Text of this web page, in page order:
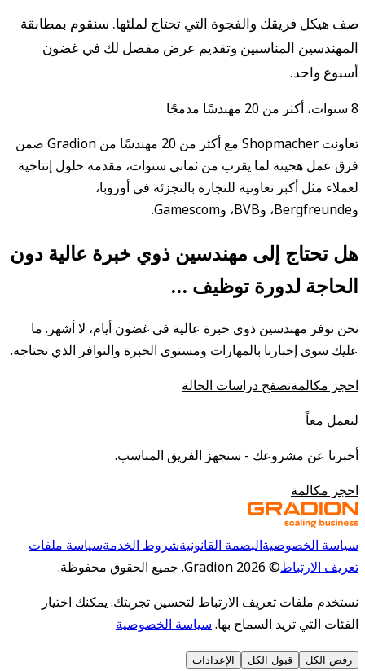
صف هيكل فريقك والفجوة التي تحتاج لملئها. سنقوم بمطابقة
المهندسين المناسبين وتقديم عرض مفصل لك في غضون
أسبوع واحد.
8 سنوات، أكثر من 20 مهندسًا مدمجًا
تعاونت Shopmacher مع أكثر من 20 مهندسًا من Gradion ضمن
فرق عمل هجينة لما يقرب من ثماني سنوات، مقدمة حلول إنتاجية
لعملاء مثل أكبر تعاونية للتجارة بالتجزئة في أوروبا،
وBergfreunde، وBVB، وGamescom.
هل تحتاج إلى مهندسين ذوي خبرة عالية دون
الحاجة لدورة توظيف …
نحن نوفر مهندسين ذوي خبرة عالية في غضون أيام، لا أشهر. ما
عليك سوى إخبارنا بالمهارات ومستوى الخبرة والتوافر الذي تحتاجه.
احجز مكالمةتصفح دراسات الحالة
لنعمل معاً
أخبرنا عن مشروعك - سنجهز الفريق المناسب.
احجز مكالمة
سياسة الخصوصيةالبصمة القانونيةشروط الخدمةسياسة ملفات
تعريف الارتباط©
2026
جميع الحقوق محفوظة.
نستخدم ملفات تعريف الارتباط لتحسين تجربتك. يمكنك اختيار
الفئات التي تريد السماح بها. سياسة الخصوصية
رفض الكل قبول الكل الإعدادات